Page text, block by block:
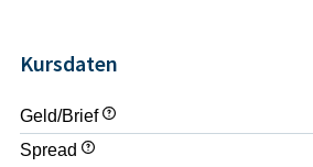
Kursdaten
Geld/Brief
Spread